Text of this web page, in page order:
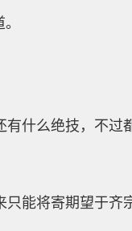
什么绝技，不过
能将寄期望于齐